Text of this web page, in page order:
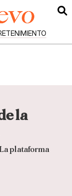
la
plataforma